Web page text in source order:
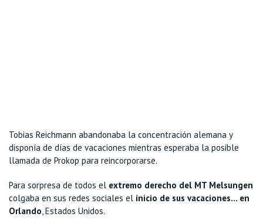
Tobias Reichmann abandonaba la concentración alemana y
disponía de días de vacaciones mientras esperaba la posible
llamada de Prokop para reincorporarse.
Para sorpresa de todos el extremo derecho del MT Melsungen
colgaba en sus redes sociales el inicio de sus vacaciones... en
Orlando , Estados Unidos.